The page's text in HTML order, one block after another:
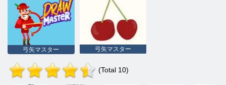
弓矢マスター 弓矢マスター
(Total 10)